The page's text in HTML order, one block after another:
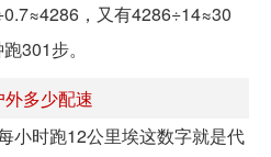
，又有4286÷14≈30
301步。
多少配速
小时跑12公里埃这数字就是代